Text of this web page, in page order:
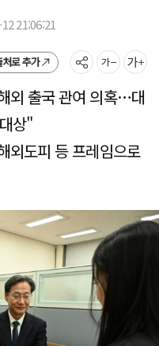
21:06:21
로 추가
외 출국 관여 의혹…대
상"
외도피 등 프레임으로